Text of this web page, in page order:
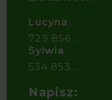
Lucyna
729 856 ...
Sylwia
534 853 ...
Napisz: